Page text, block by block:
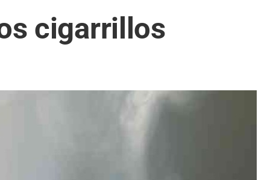
cigarrillos